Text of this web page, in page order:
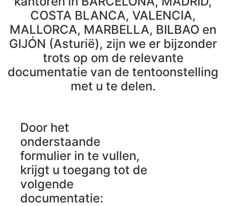
COSTA BLANCA, VALENCIA,
MALLORCA, MARBELLA, BILBAO en
GIJÓN (Asturië), zijn we er bijzonder
trots op om de relevante
documentatie van de tentoonstelling
met u te delen.
Door het
onderstaande
formulier in te vullen,
krijgt u toegang tot de
volgende
documentatie: